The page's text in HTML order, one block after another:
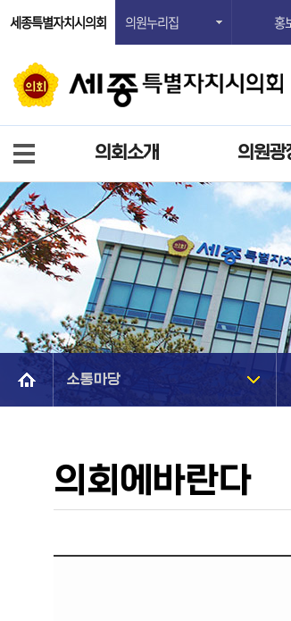
세종특별자치시의회 의원누리집 홍
의회소개 의원광
소통마당
의회에바란다